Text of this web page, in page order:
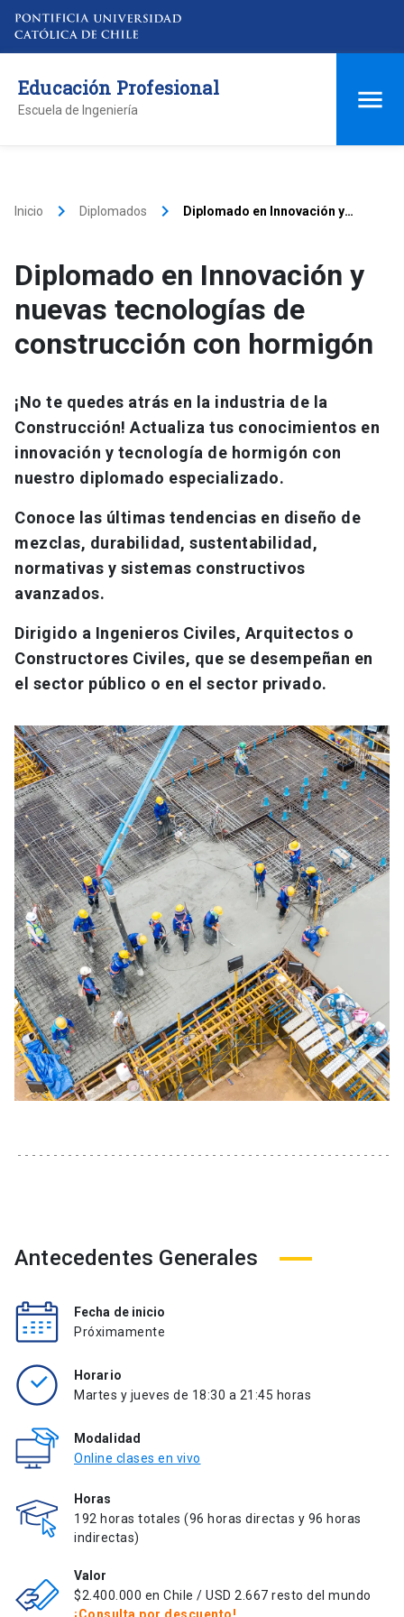
Educación Profesional
Escuela de Ingeniería
Inicio keyboard_arrow_right Diplomados keyboard_arrow_right
Diplomado en Innovación y
Diplomado en Innovación y
nuevas tecnologías de
construcción con hormigón
¡No te quedes atrás en la industria de la
Construcción! Actualiza tus conocimientos en
innovación y tecnología de hormigón con
nuestro diplomado especializado.
Conoce las últimas tendencias en diseño de
mezclas, durabilidad, sustentabilidad,
normativas y sistemas constructivos
avanzados.
Dirigido a Ingenieros Civiles, Arquitectos o
Constructores Civiles, que se desempeñan en
el sector público o en el sector privado.
Antecedentes Generales
Fecha de inicio
Próximamente
Horario
Martes y jueves de 18:30 a 21:45 horas
Modalidad
Online clases en vivo
Horas
192 horas totales (96 horas directas y 96 horas
indirectas)
Valor
$2.400.000 en Chile / USD 2.667 resto del mundo